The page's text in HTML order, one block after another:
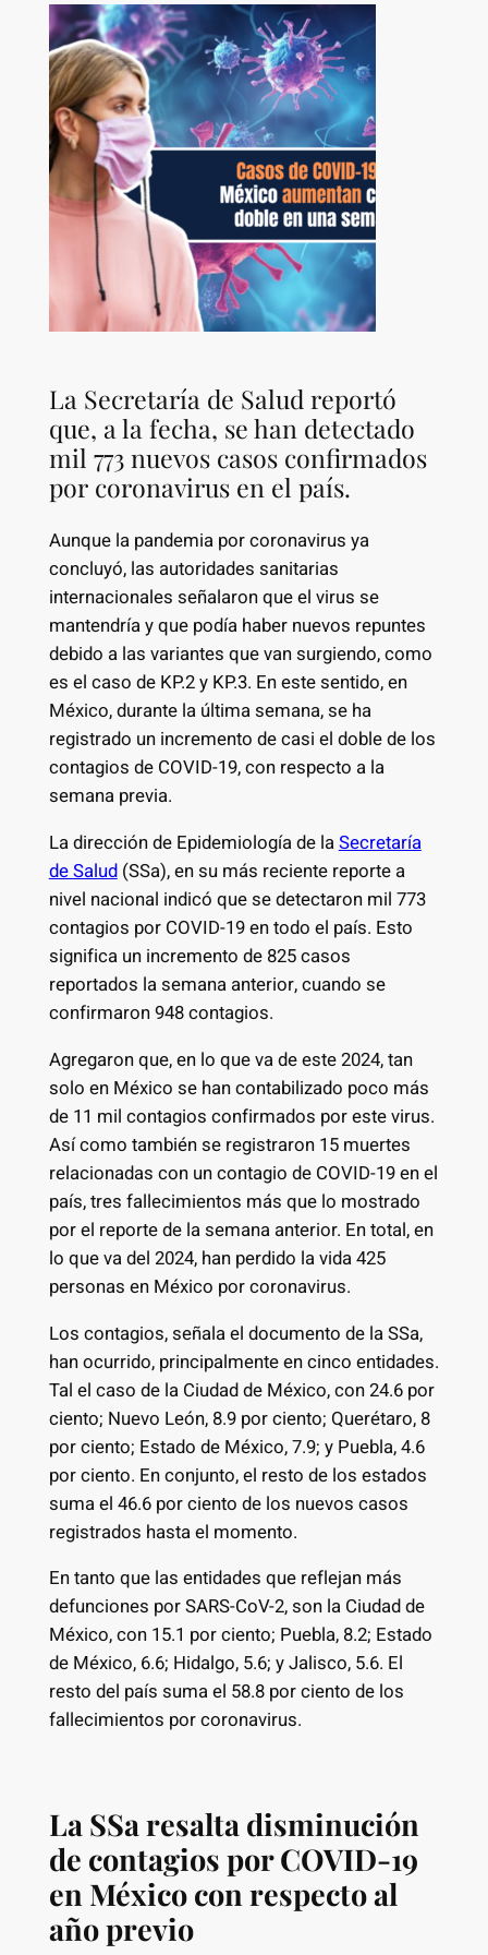
La Secretaría de Salud reportó
que, a la fecha, se han detectado
mil 773 nuevos casos confirmados
por coronavirus en el país.
Aunque la pandemia por coronavirus ya
concluyó, las autoridades sanitarias
internacionales señalaron que el virus se
mantendría y que podía haber nuevos repuntes
debido a las variantes que van surgiendo, como
es el caso de KP.2 y KP.3. En este sentido, en
México, durante la última semana, se ha
registrado un incremento de casi el doble de los
contagios de COVID-19, con respecto a la
semana previa.
La dirección de Epidemiología de laSecretaría
de Salud(SSa), en su más reciente reporte a
nivel nacional indicó que se detectaron mil 773
contagios por COVID-19 en todo el país. Esto
significa un incremento de 825 casos
reportados la semana anterior, cuando se
confirmaron 948 contagios.
Agregaron que, en lo que va de este 2024, tan
solo en México se han contabilizado poco más
de 11 mil contagios confirmados por este virus.
Así como también se registraron 15 muertes
relacionadas con un contagio de COVID-19 en el
país, tres fallecimientos más que lo mostrado
por el reporte de la semana anterior. En total, en
lo que va del 2024, han perdido la vida 425
personas en México por coronavirus.
Los contagios, señala el documento de la SSa,
han ocurrido, principalmente en cinco entidades.
Tal el caso de la Ciudad de México, con 24.6 por
ciento; Nuevo León, 8.9 por ciento; Querétaro, 8
por ciento; Estado de México, 7.9; y Puebla, 4.6
por ciento. En conjunto, el resto de los estados
suma el 46.6 por ciento de los nuevos casos
registrados hasta el momento.
En tanto que las entidades que reflejan más
defunciones por SARS-CoV-2, son la Ciudad de
México, con 15.1 por ciento; Puebla, 8.2; Estado
de México, 6.6; Hidalgo, 5.6; y Jalisco, 5.6. El
resto del país suma el 58.8 por ciento de los
fallecimientos por coronavirus.
La SSa resalta disminución
de contagios por COVID-19
en México con respecto al
año previo